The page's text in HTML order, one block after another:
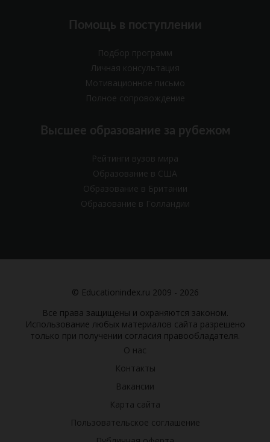
Помощь в поступлении
Подбор программ
Личная консультация
Мотивационное письмо
Полное сопровождение
Высшее образование за рубежом
Рейтинги вузов мира
Образование в США
Образование в Британии
Образование в Голландии
© Educationindex.ru 2009 - 2026
Все права защищены и охраняются законом.
Использование любых материалов сайта разрешено
только при получении согласия правообладателя.
О нас
Контакты
Вакансии
Карта сайта
Пользовательское соглашение